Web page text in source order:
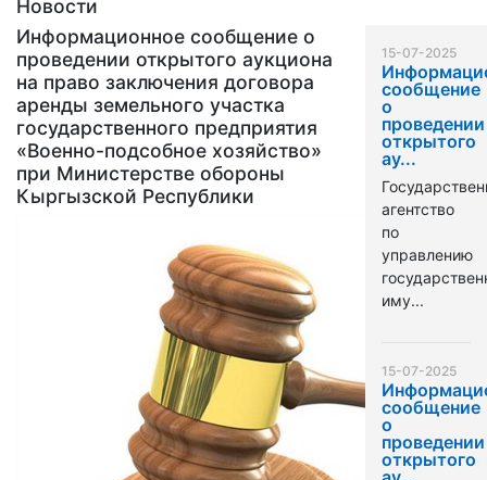
Новости
Информационное сообщение о
проведении открытого аукциона
на право заключения договора
аренды земельного участка
государственного предприятия
«Военно-подсобное хозяйство»
при Министерстве обороны
Кыргызской Республики
15-07-2025
сообщение
о
проведении
открытого
ау...
агентство
по
управлению
иму...
15-07-2025
сообщение
о
проведении
открытого